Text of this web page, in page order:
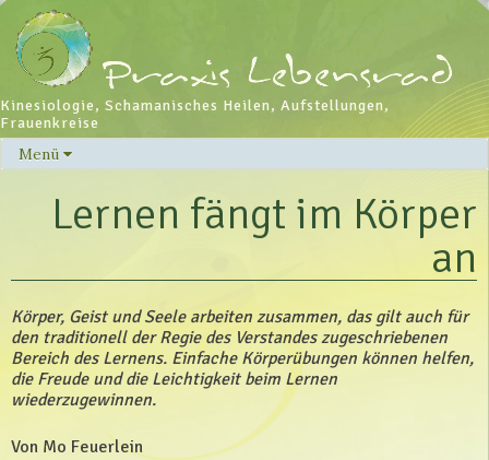
Kinesiologie, Schamanisches Heilen, Aufstellungen,
Frauenkreise
Menü
Skip
Lernen fängt im Körper
an
Körper, Geist und Seele arbeiten zusammen, das gilt auch für
den traditionell der Regie des Verstandes zugeschriebenen
Bereich des Lernens. Einfache Körperübungen können helfen,
die Freude und die Leichtigkeit beim Lernen
wiederzugewinnen.
Von Mo Feuerlein